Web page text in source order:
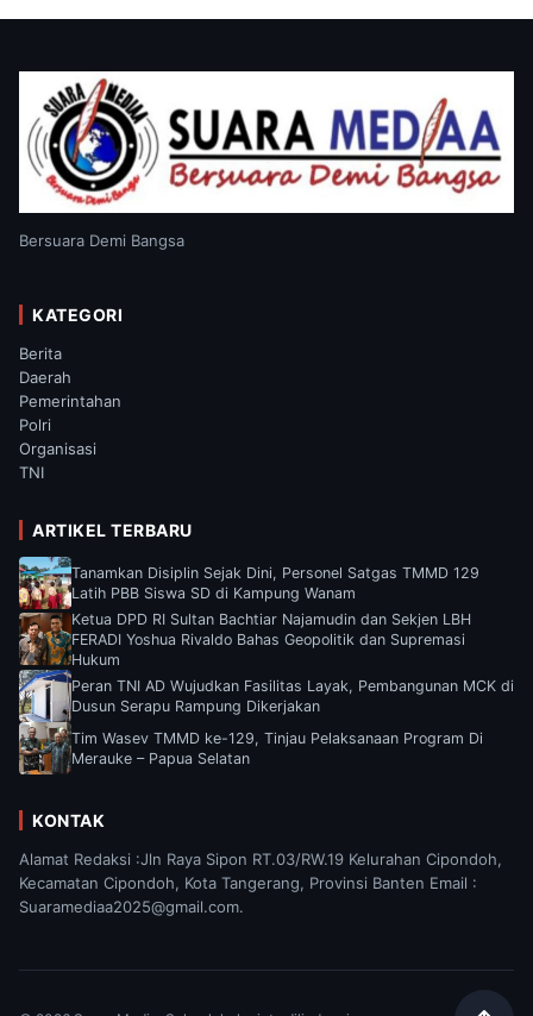
Bersuara Demi Bangsa
KATEGORI
Berita
Daerah
Pemerintahan
Polri
Organisasi
TNI
ARTIKEL TERBARU
Tanamkan Disiplin Sejak Dini, Personel Satgas TMMD 129
Latih PBB Siswa SD di Kampung Wanam
Ketua DPD RI Sultan Bachtiar Najamudin dan Sekjen LBH
FERADI Yoshua Rivaldo Bahas Geopolitik dan Supremasi
Hukum
Peran TNI AD Wujudkan Fasilitas Layak, Pembangunan MCK di
Dusun Serapu Rampung Dikerjakan
Tim Wasev TMMD ke-129, Tinjau Pelaksanaan Program Di
Merauke – Papua Selatan
KONTAK
Alamat Redaksi :Jln Raya Sipon RT.03/RW.19 Kelurahan Cipondoh,
Kecamatan Cipondoh, Kota Tangerang, Provinsi Banten Email :
Suaramediaa2025@gmail.com.